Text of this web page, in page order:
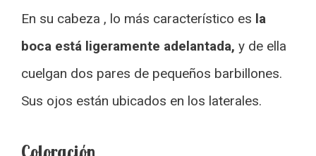
En su cabeza , lo más característico es la
boca está ligeramente adelantada, y de ella
cuelgan dos pares de pequeños barbillones.
Sus ojos están ubicados en los laterales.
Coloración